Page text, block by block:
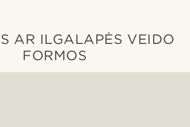
AR ILGALAPĖS VEIDO
FORMOS